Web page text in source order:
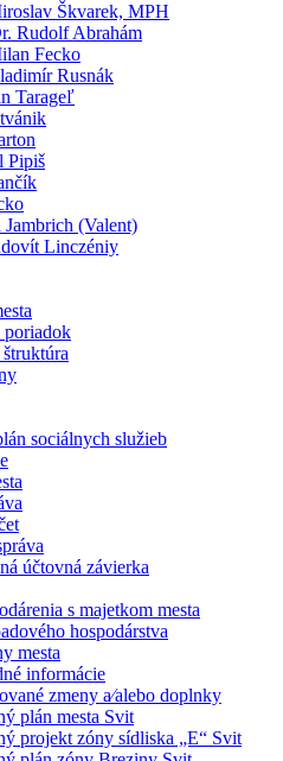
Škvarek, MPH
Rudolf Abrahám
Fecko
Rusnák
Tarageľ
Pipiš
(Valent)
Linczéniy
poriadok
sociálnych služieb
účtovná závierka
s majetkom mesta
hospodárstva
mesta
informácie
zmeny a⁄alebo doplnky
plán mesta Svit
projekt zóny sídliska „E“ Svit